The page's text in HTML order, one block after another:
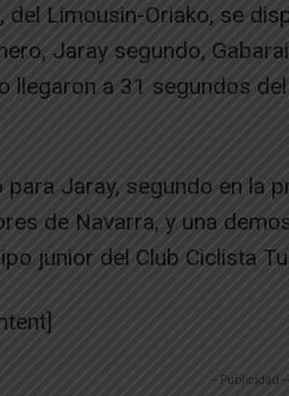
del Limousin-Oriako, se
Jaray segundo,
llegaron a 31 segundos
para Jaray, segundo en la
de Navarra, y una
junior del Club Ciclista
-- Publicidad --